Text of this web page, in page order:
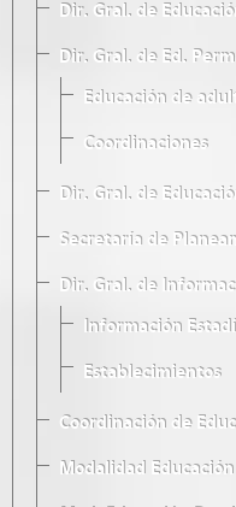
Dir. Gral. de
Dir. Gral. de Ed.
Educación de
Coordinaciones
Dir. Gral. de
Secretaría de
Dir. Gral. de
Información
Establecimientos
Coordinación de
Modalidad Educación